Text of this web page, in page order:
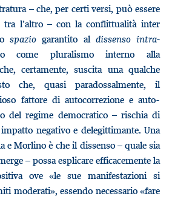
– che, per certi versi, può essere
tra l’altro – con la conflittualità inter
spazio garantito al dissenso intra-
come pluralismo interno alla
certamente, suscita una qualche
che, quasi paradossalmente, il
fattore di autocorrezione e auto-
del regime democratico – rischia di
negativo e delegittimante. Una
e Morlino è che il dissenso – quale sia
– possa esplicare efficacemente la
ove «le sue manifestazioni si
moderati», essendo necessario «fare